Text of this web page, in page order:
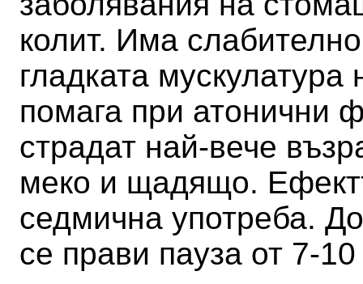
колит. Има
гладката
помага при атонични
страдат най-вече
меко и щадящо.
седмична употреба.
се прави пауза от 7-